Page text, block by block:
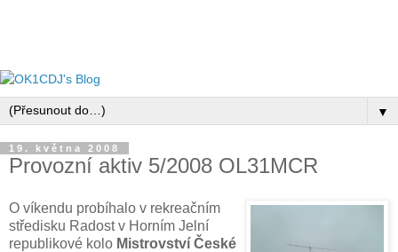
▼
19. května 2008
Provozní aktiv 5/2008 OL31MCR
O víkendu probíhalo v rekreačním
středisku Radost v Horním Jelní
republikové kolo Mistrovství České